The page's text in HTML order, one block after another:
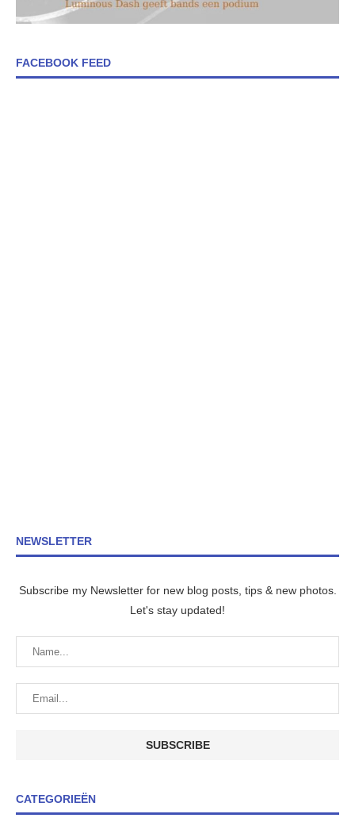
FACEBOOK FEED
NEWSLETTER
Subscribe my Newsletter for new blog posts, tips & new photos.
Let's stay updated!
CATEGORIEËN